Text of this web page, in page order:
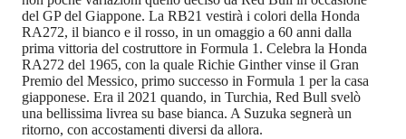
del GP del Giappone. La RB21 vestirà i colori della Honda
RA272, il bianco e il rosso, in un omaggio a 60 anni dalla
prima vittoria del costruttore in Formula 1. Celebra la Honda
RA272 del 1965, con la quale Richie Ginther vinse il Gran
Premio del Messico, primo successo in Formula 1 per la casa
giapponese. Era il 2021 quando, in Turchia, Red Bull svelò
una bellissima livrea su base bianca. A Suzuka segnerà un
ritorno, con accostamenti diversi da allora.